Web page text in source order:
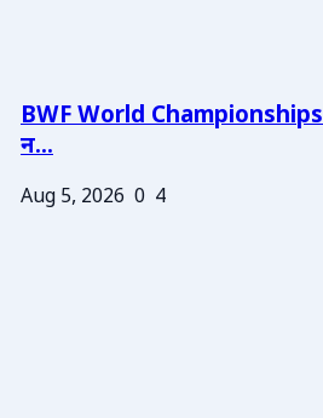
BWF World Championships
न...
Aug 5, 2026 0 4